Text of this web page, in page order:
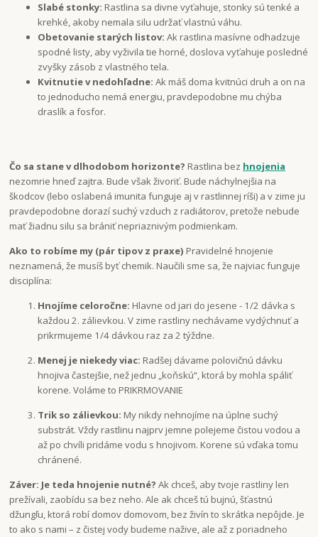
Slabé stonky: Rastlina sa divne vyťahuje, stonky sú tenké a
krehké, akoby nemala silu udržať vlastnú váhu.
Obetovanie starých listov: Ak rastlina masívne odhadzuje
spodné listy, aby vyživila tie horné, doslova vyťahuje posledné
zvyšky zásob z vlastného tela.
Kvitnutie v nedohľadne: Ak máš doma kvitnúci druh a on na
to jednoducho nemá energiu, pravdepodobne mu chýba
draslík a fosfor.
Čo sa stane v dlhodobom horizonte? Rastlina bez hnojenia
nezomrie hneď zajtra. Bude však živoriť. Bude náchylnejšia na
škodcov (lebo oslabená imunita funguje aj v rastlinnej ríši) a v zime ju
pravdepodobne dorazí suchý vzduch z radiátorov, pretože nebude
mať žiadnu silu sa brániť nepriaznivým podmienkam.
Ako to robíme my (pár tipov z praxe) Pravidelné hnojenie
neznamená, že musíš byť chemik. Naučili sme sa, že najviac funguje
disciplína:
Hnojíme celoročne: Hlavne od jari do jesene - 1/2 dávka s
každou 2. zálievkou. V zime rastliny nechávame vydýchnuť a
prikrmujeme 1/4 dávkou raz za 2 týždne.
Menej je niekedy viac: Radšej dávame polovičnú dávku
hnojiva častejšie, než jednu „koňskú“, ktorá by mohla spáliť
korene. Voláme to PRIKRMOVANIE
Trik so zálievkou: My nikdy nehnojíme na úplne suchý
substrát. Vždy rastlinu najprv jemne polejeme čistou vodou a
až po chvíli pridáme vodu s hnojivom. Korene sú vďaka tomu
chránené.
Záver: Je teda hnojenie nutné? Ak chceš, aby tvoje rastliny len
prežívali, zaobídu sa bez neho. Ale ak chceš tú bujnú, šťastnú
džungľu, ktorá robí domov domovom, bez živín to skrátka nepôjde. Je
to ako s nami – z čistej vody budeme nažive, ale až z poriadneho